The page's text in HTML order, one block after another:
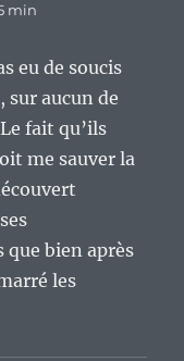
min
eu de soucis
sur aucun de
fait qu’ils
me sauver la
que bien après
les